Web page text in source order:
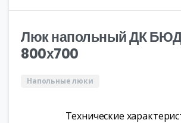
Люк напольный ДК
800х700
Напольные люки
Технические